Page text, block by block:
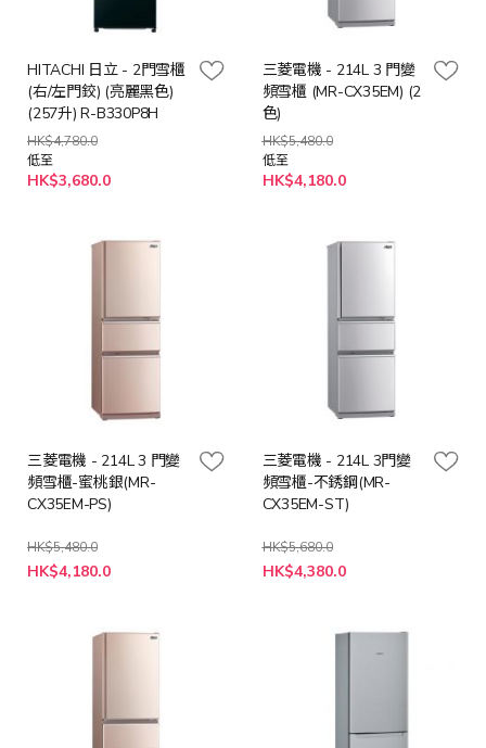
HITACHI 日立 - 2門雪櫃
(右/左門鉸) (亮麗黑色)
(257升) R-B330P8H
HK$4,780.0
低至
HK$3,680.0
三菱電機 - 214L 3 門變
頻雪櫃 (MR-CX35EM) (2
色)
HK$5,480.0
低至
HK$4,180.0
三菱電機 - 214L 3 門變
頻雪櫃-蜜桃銀(MR-
CX35EM-PS)
HK$5,480.0
特
殊
HK$4,180.0
三菱電機 - 214L 3門變
頻雪櫃-不銹鋼(MR-
CX35EM-ST)
HK$5,680.0
特
殊
HK$4,380.0